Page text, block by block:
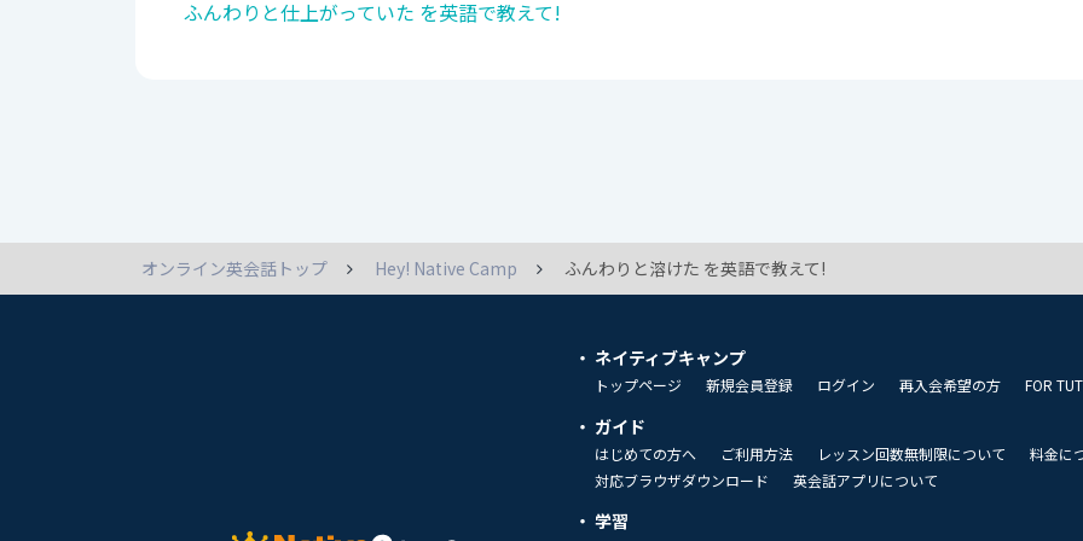
ふんわりと仕上がっていた を英語で教えて!
オンライン英会話トップ Hey! Native Camp ふんわりと溶けた を英語で教えて!
ネイティブキャンプ
トップページ 新規会員登録 ログイン 再入会希望の方 FOR
ガイド
はじめての方へ ご利用方法 レッスン回数無制限について 料金に
対応ブラウザダウンロード
英会話アプリについて
学習